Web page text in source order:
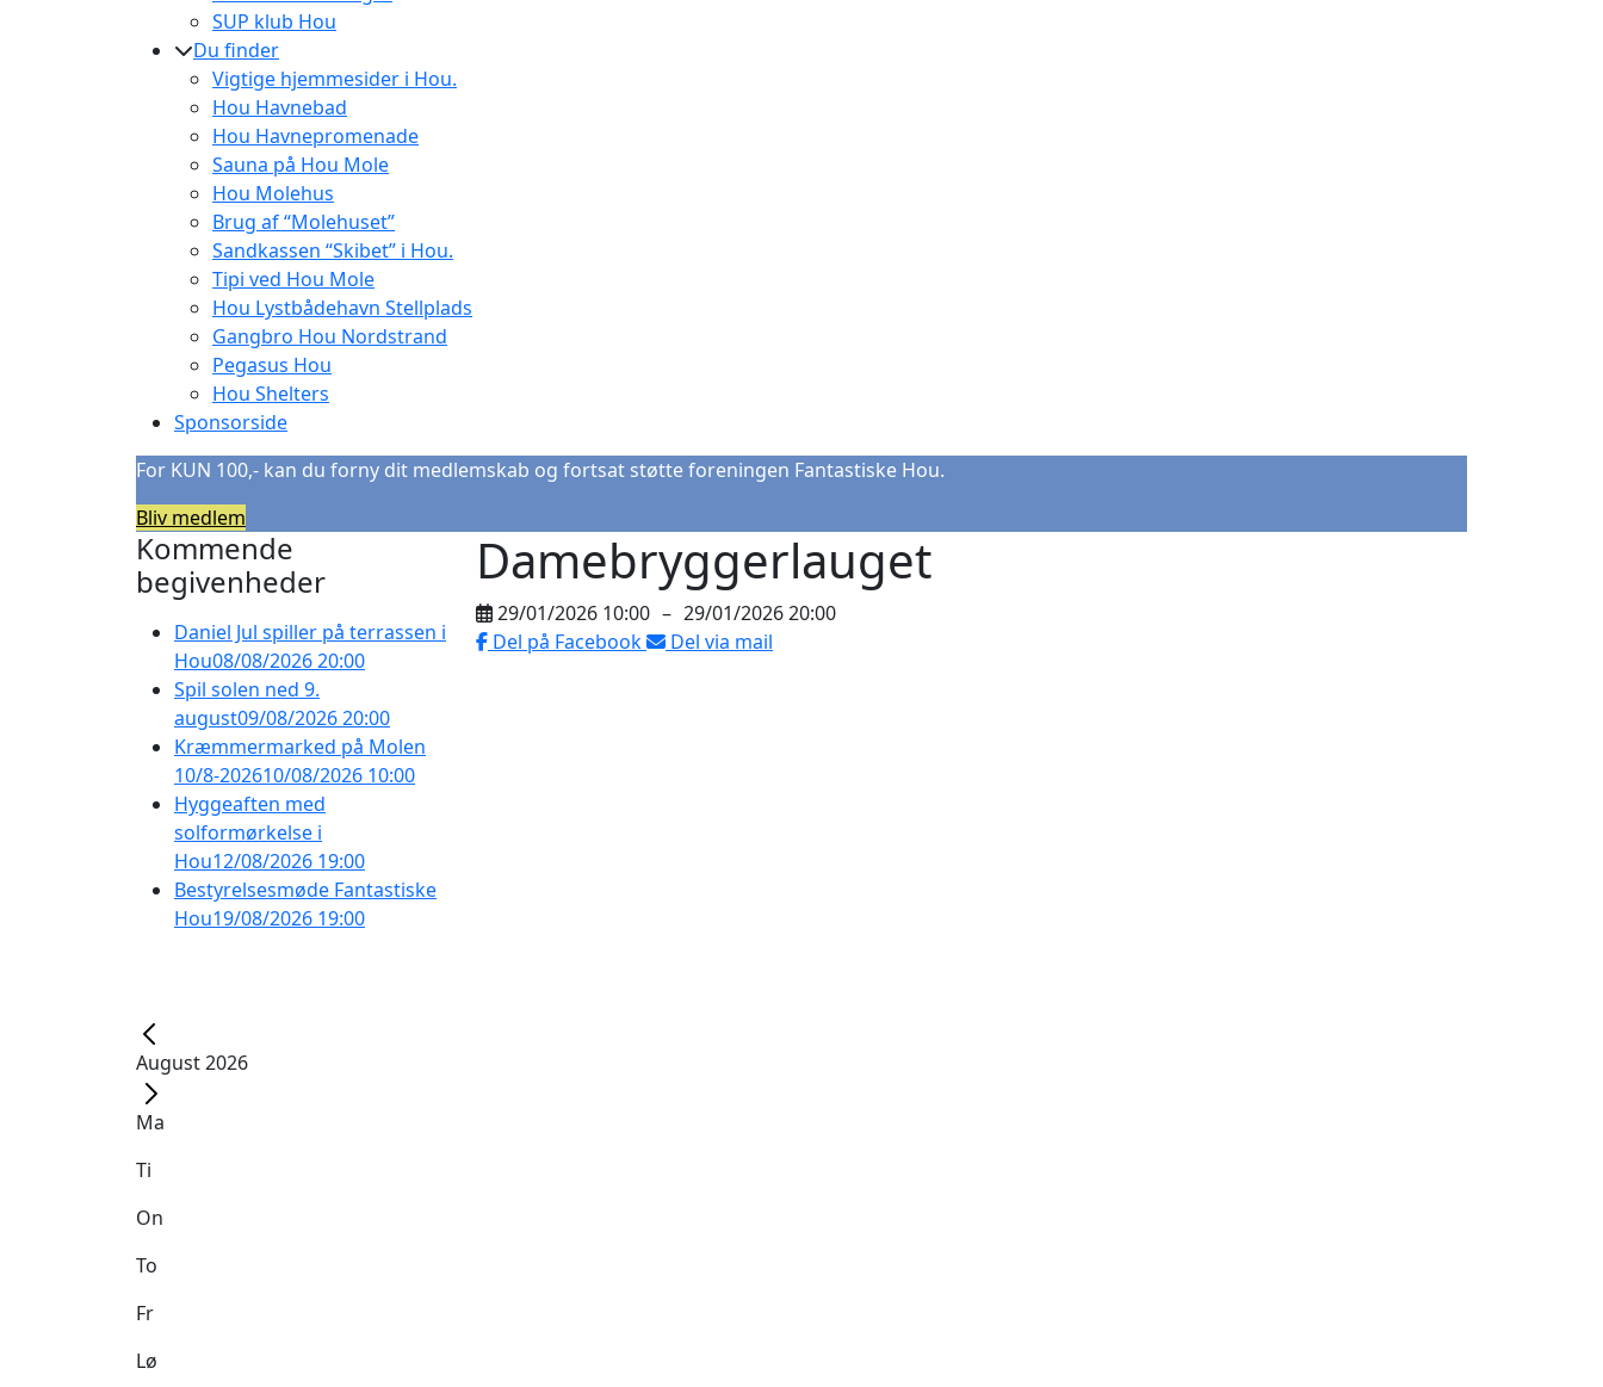
SUP klub Hou
Du finder
Vigtige hjemmesider i Hou.
Hou Havnebad
Hou Havnepromenade
Sauna på Hou Mole
Hou Molehus
Brug af “Molehuset”
Sandkassen “Skibet” i Hou.
Tipi ved Hou Mole
Hou Lystbådehavn Stellplads
Gangbro Hou Nordstrand
Pegasus Hou
Hou Shelters
Sponsorside
For KUN 100,- kan du forny dit medlemskab og fortsat støtte foreningen Fantastiske Hou.
Bliv medlem
Kommende
begivenheder
Daniel Jul spiller på terrassen i
Hou08/08/2026 20:00
Spil solen ned 9.
august09/08/2026 20:00
Kræmmermarked på Molen
10/8-202610/08/2026 10:00
Hyggeaften med
solformørkelse i
Hou12/08/2026 19:00
Bestyrelsesmøde Fantastiske
Hou19/08/2026 19:00
August 2026
Ma
Ti
On
To
Fr
Lø
Damebryggerlauget
29/01/2026 10:00 – 29/01/2026 20:00
Del på Facebook
Del via mail